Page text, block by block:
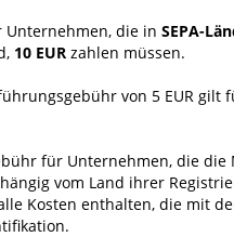
die in SEPA-
10 EUR zahlen müssen.
von 5 EUR
für Unternehmen, die
vom Land ihrer
Kosten enthalten, die mit